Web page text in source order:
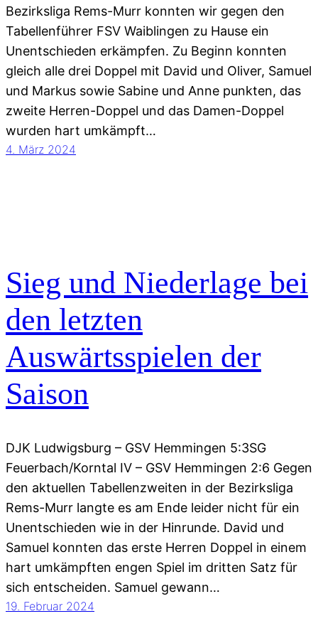
Bezirksliga Rems-Murr konnten wir gegen den
Tabellenführer FSV Waiblingen zu Hause ein
Unentschieden erkämpfen. Zu Beginn konnten
gleich alle drei Doppel mit David und Oliver, Samuel
und Markus sowie Sabine und Anne punkten, das
zweite Herren-Doppel und das Damen-Doppel
wurden hart umkämpft…
4. März 2024
Sieg und Niederlage bei
den letzten
Auswärtsspielen der
Saison
DJK Ludwigsburg – GSV Hemmingen 5:3SG
Feuerbach/Korntal IV – GSV Hemmingen 2:6 Gegen
den aktuellen Tabellenzweiten in der Bezirksliga
Rems-Murr langte es am Ende leider nicht für ein
Unentschieden wie in der Hinrunde. David und
Samuel konnten das erste Herren Doppel in einem
hart umkämpften engen Spiel im dritten Satz für
sich entscheiden. Samuel gewann…
19. Februar 2024